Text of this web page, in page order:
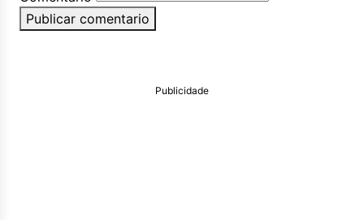
Publicar comentario
Publicidade